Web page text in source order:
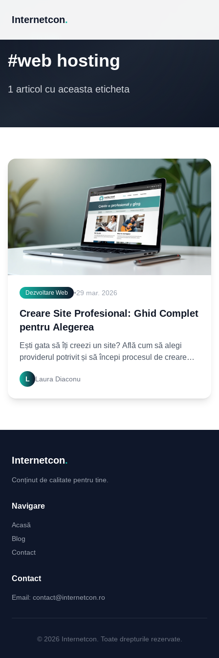
Internetcon.
#web hosting
1 articol cu aceasta eticheta
Dezvoltare Web •29 mar. 2026
Creare Site Profesional: Ghid Complet
pentru Alegerea
Ești gata să îți creezi un site? Află cum să alegi
providerul potrivit și să începi procesul de creare
L Laura Diaconu
Internetcon.
Conținut de calitate pentru tine.
Navigare
Acasă
Blog
Contact
Contact
Email: contact@internetcon.ro
© 2026 Internetcon. Toate drepturile rezervate.